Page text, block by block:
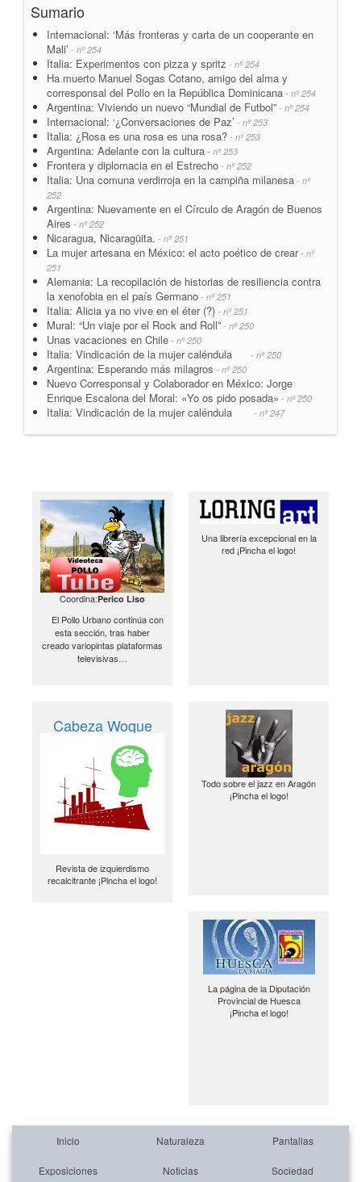
Sumario
Internacional: ‘Más fronteras y carta de un cooperante en
Mali’ - nº 254
Italia: Experimentos con pizza y spritz - nº 254
Ha muerto Manuel Sogas Cotano, amigo del alma y
corresponsal del Pollo en la República Dominicana - nº 254
Argentina: Viviendo un nuevo “Mundial de Futbol” - nº 254
Internacional: ‘¿Conversaciones de Paz’ - nº 253
Italia: ¿Rosa es una rosa es una rosa? - nº 253
Argentina: Adelante con la cultura - nº 253
Frontera y diplomacia en el Estrecho - nº 252
Italia: Una comuna verdirroja en la campiña milanesa - nº
252
Argentina: Nuevamente en el Círculo de Aragón de Buenos
Aires - nº 252
Nicaragua, Nicaragüita. - nº 251
La mujer artesana en México: el acto poético de crear- nº
251
Alemania: La recopilación de historias de resiliencia contra
la xenofobia en el país Germano - nº 251
Italia: Alicia ya no vive en el éter (?) - nº 251
Mural: “Un viaje por el Rock and Roll” - nº 250
Unas vacaciones en Chile - nº 250
Italia: Vindicación de la mujer caléndula - nº 250
Argentina: Esperando más milagros - nº 250
Nuevo Corresponsal y Colaborador en México: Jorge
Enrique Escalona del Moral: «Yo os pido posada» - nº 250
Italia: Vindicación de la mujer caléndula - nº 247
Coordina:Perico Liso
El Pollo Urbano continúa con
esta sección, tras haber
creado variopintas plataformas
televisivas…
Una librería excepcional en la
red ¡Pincha el logo!
Cabeza Woque
Revista de izquierdismo
recalcitrante ¡Pincha el logo!
Todo sobre el jazz en Aragón
¡Pincha el logo!
La página de la Diputación
Provincial de Huesca
¡Pincha el logo!
Inicio Naturaleza Pantallas
Exposiciones Noticias Sociedad